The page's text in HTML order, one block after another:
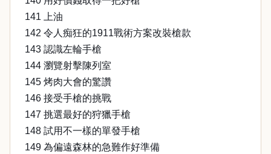
141 上油
142 令人痴狂的1911戰術方案改裝槍款
143 認識左輪手槍
144 瀏覽射擊陳列室
145 烤肉大會的驚讚
146 接受手槍的挑戰
147 挑選最好的狩獵手槍
148 試用不一樣的單發手槍
149 為偏遠森林的急難作好準備